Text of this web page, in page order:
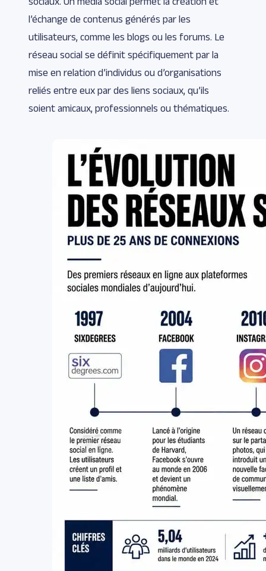
l’échange de contenus générés par les
utilisateurs, comme les blogs ou les forums. Le
réseau social se définit spécifiquement par la
mise en relation d’individus ou d’organisations
reliés entre eux par des liens sociaux, qu’ils
soient amicaux, professionnels ou thématiques.